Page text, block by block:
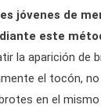
jóvenes de
este
la aparición de
el tocón,
en el mismo